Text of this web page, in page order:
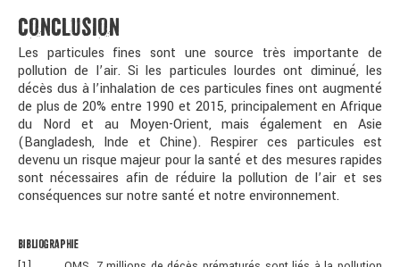
CONCLUSION
Les particules fines sont une source très importante de
pollution de l’air. Si les particules lourdes ont diminué, les
décès dus à l’inhalation de ces particules fines ont augmenté
de plus de 20% entre 1990 et 2015, principalement en Afrique
du Nord et au Moyen-Orient, mais également en Asie
(Bangladesh, Inde et Chine). Respirer ces particules est
devenu un risque majeur pour la santé et des mesures rapides
sont nécessaires afin de réduire la pollution de l’air et ses
conséquences sur notre santé et notre environnement.
BIBLIOGRAPHIE